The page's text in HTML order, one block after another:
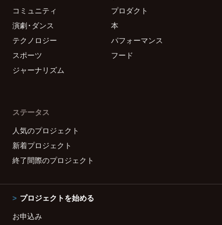
コミュニティ
プロダクト
演劇・ダンス
本
テクノロジー
パフォーマンス
スポーツ
フード
ジャーナリズム
ステータス
人気のプロジェクト
新着プロジェクト
終了間際のプロジェクト
プロジェクトを始める
お申込み